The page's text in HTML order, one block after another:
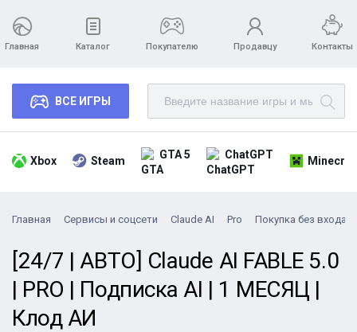
Главная Каталог Покупателю Продавцу Контакты
ВСЕ ИГРЫ
Xbox Steam GTA 5 ChatGPT
Главная Сервисы и соцсети Claude AI Pro Покупка без входа
[24/7 | АВТО] Claude AI FABLE 5.0
| PRO | Подписка AI | 1 МЕСЯЦ |
Клод АИ